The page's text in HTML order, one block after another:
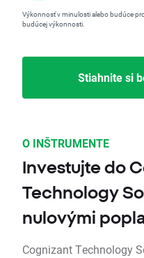
Výkonnosť v minulosti alebo budúce
budúcej výkonnosti.
Stiahnite si
O INŠTRUMENTE
Investujte do
Technology
nulovými
Cognizant Technology